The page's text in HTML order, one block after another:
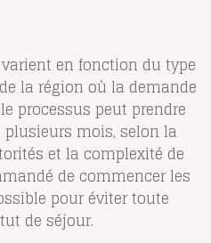
en fonction du type
la région où la demande
processus peut prendre
mois, selon la
et la complexité de
de commencer les
pour éviter toute
de séjour.